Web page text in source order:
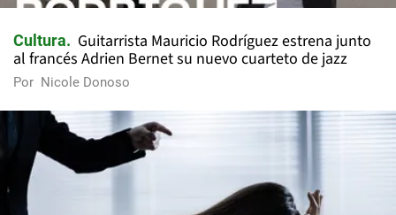
Cultura
Guitarrista Mauricio Rodríguez estrena junto
al francés Adrien Bernet su nuevo cuarteto de jazz
Por Nicole Donoso